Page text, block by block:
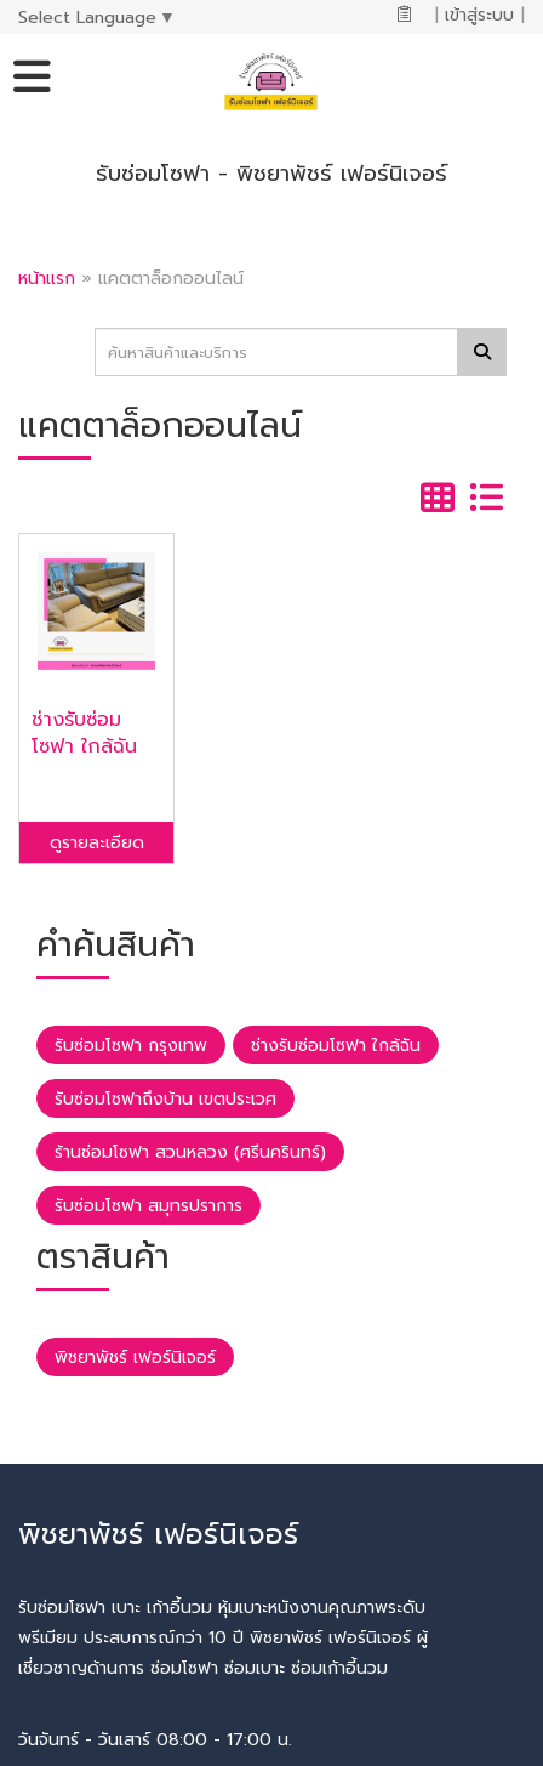
Select Language ▼ | เข้าสู่ระบบ |
รับซ่อมโซฟา - พิชยาพัชร์ เฟอร์นิเจอร์
หน้าแรก » แคตตาล็อกออนไลน์
แคตตาล็อกออนไลน์
ช่างรับซ่อม
โซฟา ใกล้ฉัน
ดูรายละเอียด
คำค้นสินค้า
รับซ่อมโซฟา กรุงเทพ ช่างรับซ่อมโซฟา ใกล้ฉัน
รับซ่อมโซฟาถึงบ้าน เขตประเวศ
ร้านซ่อมโซฟา สวนหลวง (ศรีนครินทร์)
รับซ่อมโซฟา สมุทรปราการ
ตราสินค้า
พิชยาพัชร์ เฟอร์นิเจอร์
พิชยาพัชร์ เฟอร์นิเจอร์
รับซ่อมโซฟา เบาะ เก้าอี้นวม หุ้มเบาะหนังงานคุณภาพระดับ
พรีเมียม ประสบการณ์กว่า 10 ปี พิชยาพัชร์ เฟอร์นิเจอร์ ผู้
เชี่ยวชาญด้านการ ซ่อมโซฟา ซ่อมเบาะ ซ่อมเก้าอี้นวม
วันจันทร์ - วันเสาร์ 08:00 - 17:00 น.